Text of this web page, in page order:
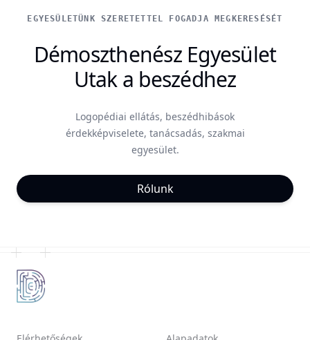
EGYESÜLETÜNK SZERETETTEL FOGADJA MEGKERESÉSÉT
Démoszthenész Egyesület
Utak a beszédhez
Logopédiai ellátás, beszédhibások
érdekképviselete, tanácsadás, szakmai
egyesület.
Rólunk